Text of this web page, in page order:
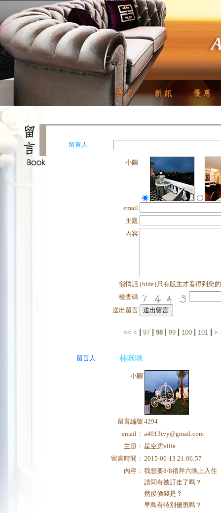
留言人
小圖
email
主題
內容
悄悄話 {hide}只有版主才看得到您
檢查碼
送出留言
<< < 97 98 99 100 101 >
留言人 林咪咪
小圖
留言編號4294
email： a4013ivy@gmail.com
主題： 星空房villa
留言時間： 2015-06-13 21:06:57
內容： 我想要8/8禮拜六晚上入住
請問有被訂走了嗎？
然後價錢是？
早鳥有特別優惠嗎？